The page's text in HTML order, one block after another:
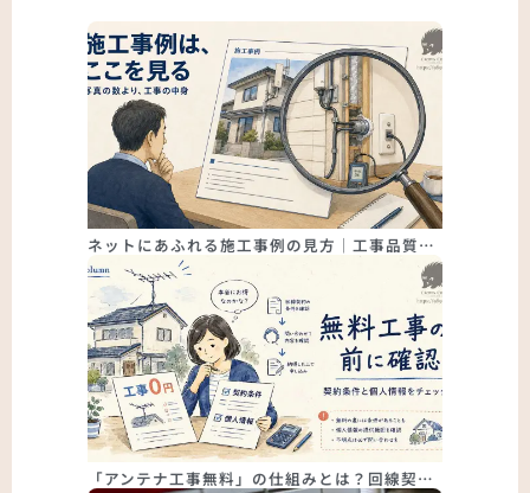
ネットにあふれる施工事例の見方｜工事品質…
「アンテナ工事無料」の仕組みとは？回線契…